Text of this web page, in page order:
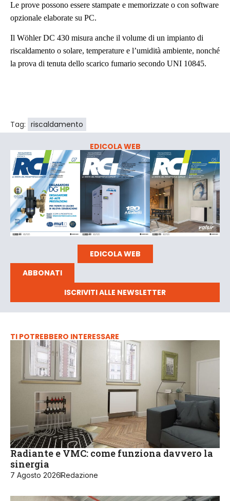
Le prove possono essere stampate e memorizzate o con software
opzionale elaborate su PC.
Il Wöhler DC 430 misura anche il volume di un impianto di
riscaldamento o solare, temperature e l’umidità ambiente, nonché
la prova di tenuta dello scarico fumario secondo UNI 10845.
Tag: riscaldamento
EDICOLA WEB
EDICOLA WEB
ABBONATI
ISCRIVITI ALLE NEWSLETTER
TI POTREBBERO INTERESSARE
Radiante e VMC: come funziona davvero la
sinergia
7 Agosto 2026Redazione